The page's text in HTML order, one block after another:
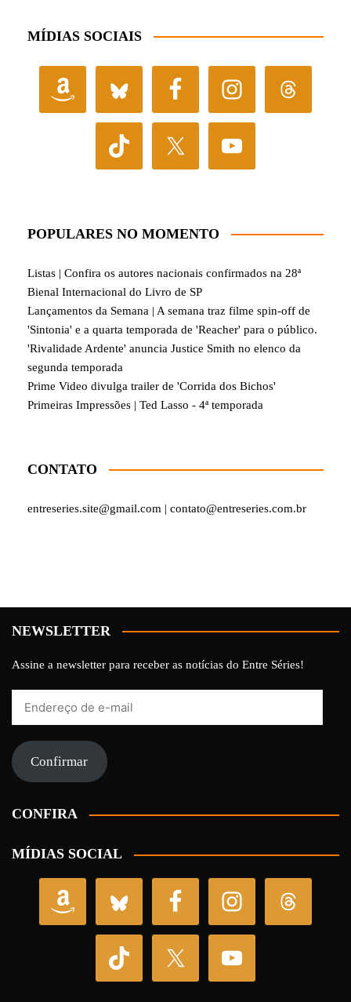
MÍDIAS SOCIAIS
POPULARES NO MOMENTO
Listas | Confira os autores nacionais confirmados na 28ª
Bienal Internacional do Livro de SP
Lançamentos da Semana | A semana traz filme spin-off de
'Sintonia' e a quarta temporada de 'Reacher' para o público.
'Rivalidade Ardente' anuncia Justice Smith no elenco da
segunda temporada
Prime Video divulga trailer de 'Corrida dos Bichos'
Primeiras Impressões | Ted Lasso - 4ª temporada
CONTATO
entreseries.site@gmail.com | contato@entreseries.com.br
NEWSLETTER
Assine a newsletter para receber as notícias do Entre Séries!
mail Confirmar
CONFIRA
MÍDIAS SOCIAL